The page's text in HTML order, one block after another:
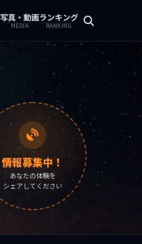
写真・動画
MEDIA
ランキング
RANKING
情報募集中！
あなたの体験を
シェアしてください